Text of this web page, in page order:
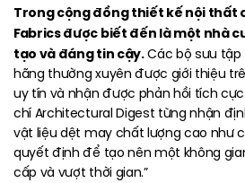
Trong cộng đồng thiết kế nội thất
Fabrics được biết đến là một nhà
tạo và đáng tin cậy.Các bộ sưu tập
hãng thường xuyên được giới thiệu
uy tín và nhận được phản hồi tích
chí Architectural Digest từng nhận
vật liệu dệt may chất lượng cao như
quyết định để tạo nên một không
cấp và vượt thời gian.”